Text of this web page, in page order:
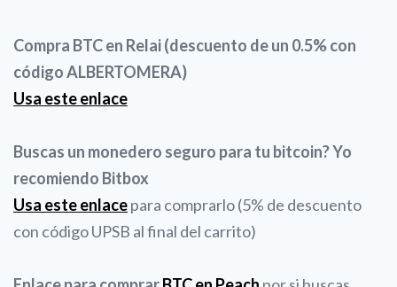
Compra BTC en Relai (descuento de un 0.5% con
código ALBERTOMERA)
Usa este enlace
Buscas un monedero seguro para tu bitcoin? Yo
recomiendo Bitbox
Usa este enlacepara comprarlo (5% de descuento
con código UPSB al final del carrito)